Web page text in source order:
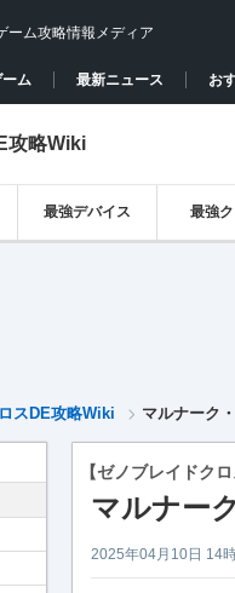
ーム攻略情報メディア
ム 最新ニュース お
攻略Wiki
最強デバイス 最強
スDE攻略Wiki マルナーク
【ゼノブレイドクロ
マルナー
2025年04月10日 14